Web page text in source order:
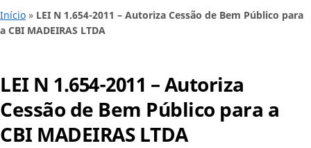
Início » LEI N 1.654-2011 – Autoriza Cessão de Bem Público para
a CBI MADEIRAS LTDA
LEI N 1.654-2011 – Autoriza
Cessão de Bem Público para a
CBI MADEIRAS LTDA